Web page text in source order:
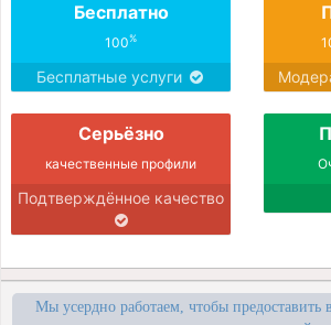
Бесплатно
100%
Бесплатные услуги
Серьёзно
качественные профили
Подтверждённое качество
Мы усердно работаем, чтобы предоставить